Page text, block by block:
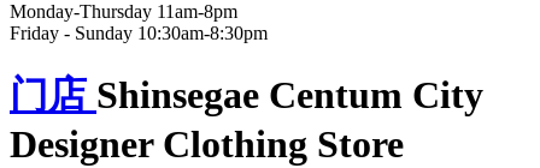
Monday-Thursday 11am-8pm
Friday - Sunday 10:30am-8:30pm
门店 Shinsegae Centum City
Designer Clothing Store